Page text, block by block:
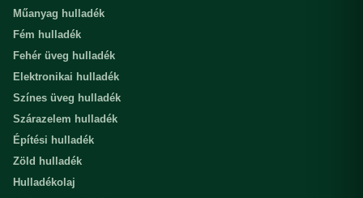
Műanyag hulladék
Fém hulladék
Fehér üveg hulladék
Elektronikai hulladék
Színes üveg hulladék
Szárazelem hulladék
Építési hulladék
Zöld hulladék
Hulladékolaj